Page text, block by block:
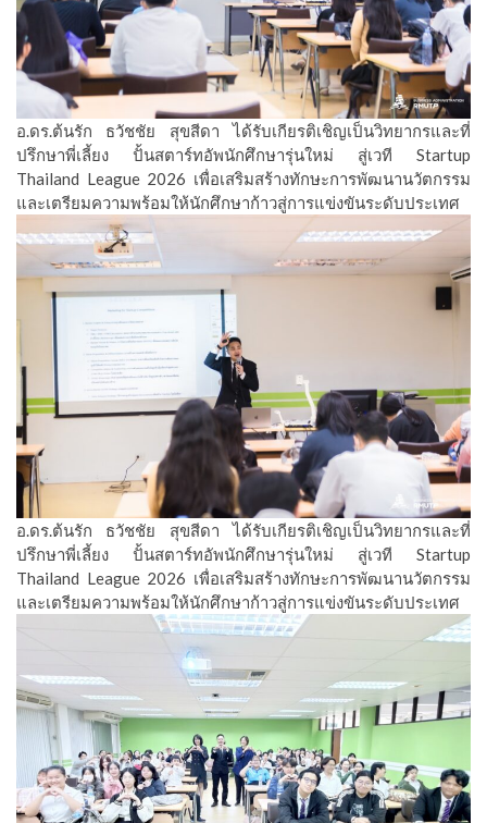
อ.ดร.ต้นรัก ธวัชชัย สุขสีดา ได้รับเกียรติเชิญเป็นวิทยากรและที่
ปรึกษาพี่เลี้ยง ปั้นสตาร์ทอัพนักศึกษารุ่นใหม่ สู่เวที Startup
Thailand League 2026 เพื่อเสริมสร้างทักษะการพัฒนานวัตกรรม
และเตรียมความพร้อมให้นักศึกษาก้าวสู่การแข่งขันระดับประเทศ
อ.ดร.ต้นรัก ธวัชชัย สุขสีดา ได้รับเกียรติเชิญเป็นวิทยากรและที่
ปรึกษาพี่เลี้ยง ปั้นสตาร์ทอัพนักศึกษารุ่นใหม่ สู่เวที Startup
Thailand League 2026 เพื่อเสริมสร้างทักษะการพัฒนานวัตกรรม
และเตรียมความพร้อมให้นักศึกษาก้าวสู่การแข่งขันระดับประเทศ